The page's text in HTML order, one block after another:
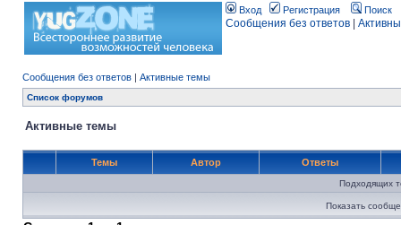
Вход Регистрация Поиск
Сообщения без ответов
Сообщения без ответов | Активные темы
Список форумов
Активные темы
Темы Автор Ответы
Подходящих
Показать